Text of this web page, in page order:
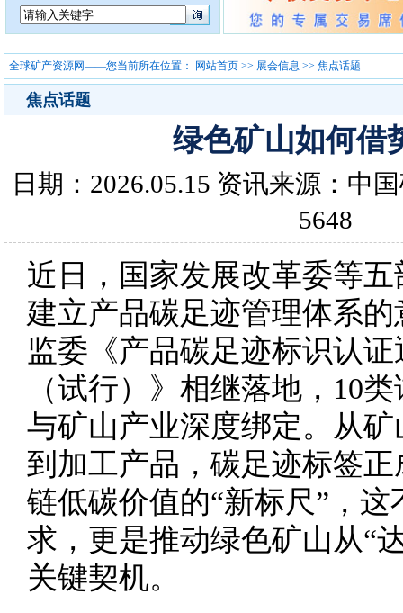
全球矿产资源网——您当前所在位置： 网站首页 >> 展会信息 >> 焦点话题
焦点话题
绿色矿山如何借
日期：2026.05.15 资讯来源：中
5648
近日，国家发展改革委等
建立产品碳足迹管理体系
监委《产品碳足迹标识认
（试行）》相继落地，10
与矿山产业深度绑定。从
到加工产品，碳足迹标签
链低碳价值的“新标尺”，
求，更是推动绿色矿山从“
关键契机。